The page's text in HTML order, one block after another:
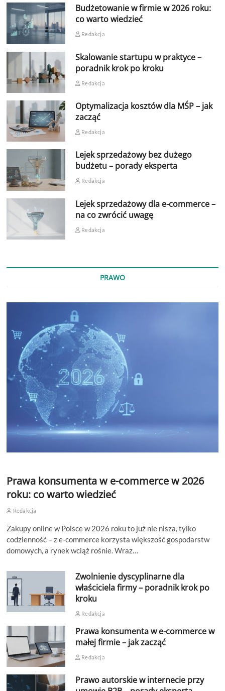
Budżetowanie w firmie w 2026 roku:
co warto wiedzieć
Redakcja
Skalowanie startupu w praktyce –
poradnik krok po kroku
Redakcja
Optymalizacja kosztów dla MŚP – jak
zacząć
Redakcja
Lejek sprzedażowy bez dużego
budżetu – porady eksperta
Redakcja
Lejek sprzedażowy dla e-commerce –
na co zwrócić uwagę
Redakcja
PRAWO
Prawa konsumenta w e-commerce w 2026
roku: co warto wiedzieć
Redakcja
Zakupy online w Polsce w 2026 roku to już nie nisza, tylko
codzienność – z e-commerce korzysta większość gospodarstw
domowych, a rynek wciąż rośnie. Wraz…
Zwolnienie dyscyplinarne dla
właściciela firmy – poradnik krok po
kroku
Redakcja
Prawa konsumenta w e-commerce w
małej firmie – jak zacząć
Redakcja
Prawo autorskie w internecie przy